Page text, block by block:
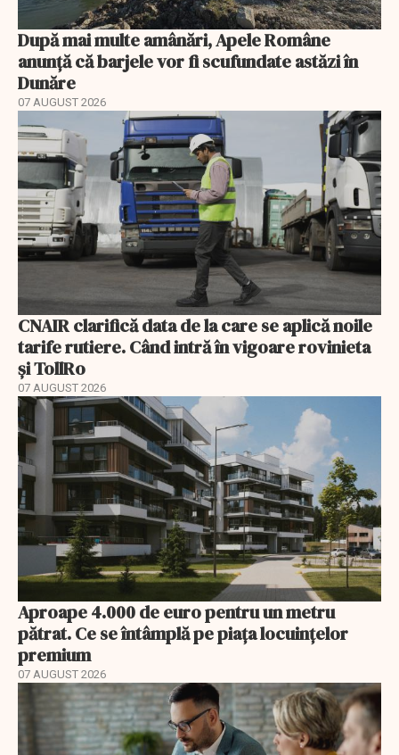
După mai multe amânări, Apele Române
anunță că barjele vor fi scufundate astăzi în
Dunăre
07 AUGUST 2026
CNAIR clarifică data de la care se aplică noile
tarife rutiere. Când intră în vigoare rovinieta
și TollRo
07 AUGUST 2026
Aproape 4.000 de euro pentru un metru
pătrat. Ce se întâmplă pe piața locuințelor
premium
07 AUGUST 2026